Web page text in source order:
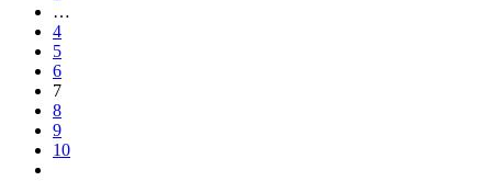
…
4
5
6
7
8
9
10